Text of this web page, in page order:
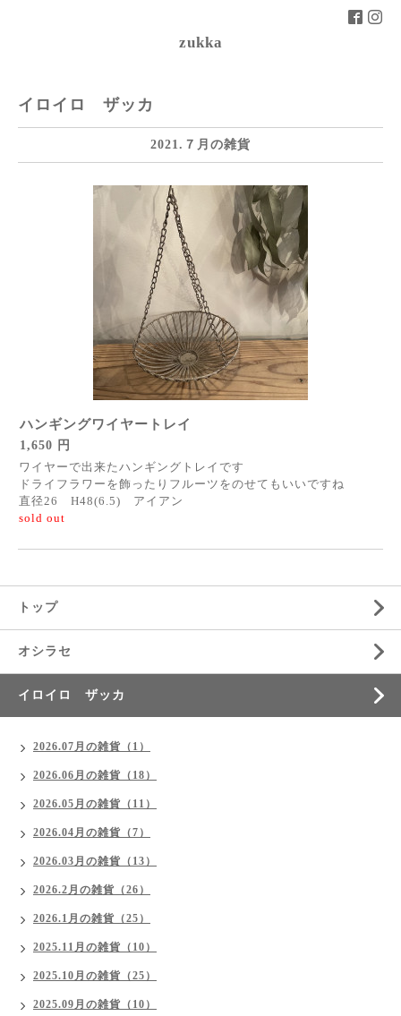
zukka
イロイロ ザッカ
2021.７月の雑貨
ハンギングワイヤートレイ
1,650 円
ワイヤーで出来たハンギングトレイです
ドライフラワーを飾ったりフルーツをのせてもいいですね
直径26 H48(6.5) アイアン
sold out
トップ
オシラセ
イロイロ ザッカ
2026.07月の雑貨（1）
2026.06月の雑貨（18）
2026.05月の雑貨（11）
2026.04月の雑貨（7）
2026.03月の雑貨（13）
2026.2月の雑貨（26）
2026.1月の雑貨（25）
2025.11月の雑貨（10）
2025.10月の雑貨（25）
2025.09月の雑貨（10）